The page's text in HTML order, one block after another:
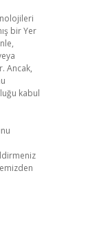
bir Yer
Ancak,
kabul